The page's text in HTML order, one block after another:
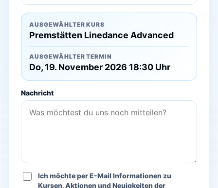
AUSGEWÄHLTER KURS
Premstätten Linedance Advanced
AUSGEWÄHLTER TERMIN
Do, 19. November 2026 18:30 Uhr
Nachricht
Ich möchte per E-Mail Informationen zu
Kursen, Aktionen und Neuigkeiten der